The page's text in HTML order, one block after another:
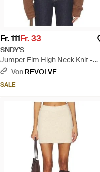
Fr. 111Fr. 33
SNDY'S
Jumper Elm High Neck Knit -
Braun
Von REVOLVE
SALE